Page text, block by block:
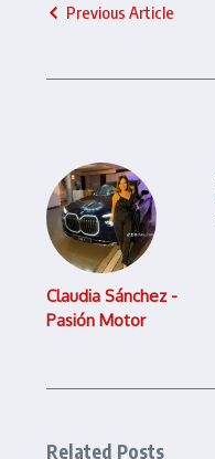
Previous Article
Claudia Sánchez -
Pasión Motor
Related Posts